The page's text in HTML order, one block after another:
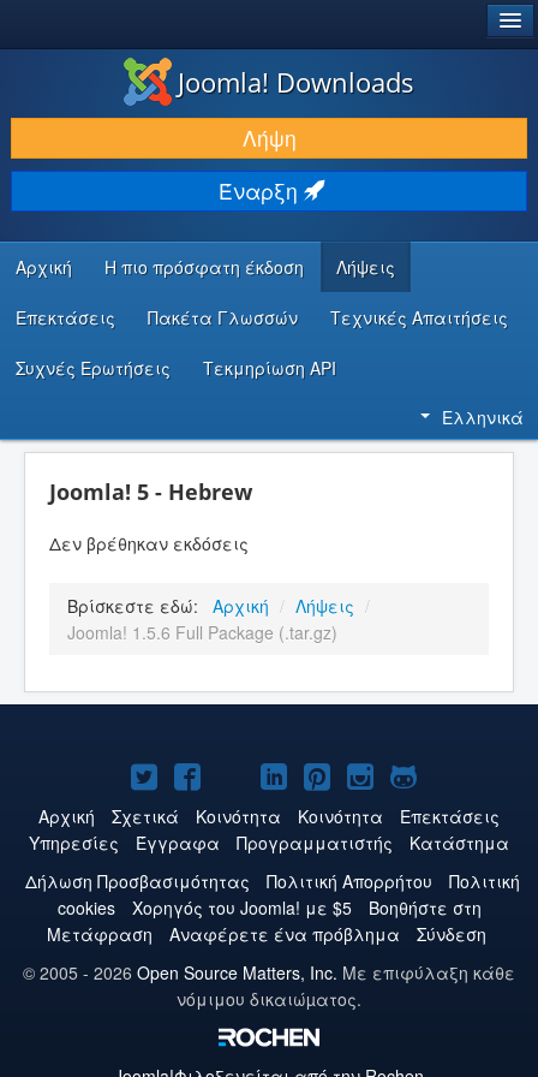
ΛΉΨΕΙΣ & ΕΠΕΚΤΆΣΕΙΣ
ΕΎΡΕΣΗ & ΜΆΘΗΣΗ
ΚΟΙΝΌΤΗΤΑ & ΥΠΟΣΤΉΡΙΞΗ
ΠΌΡΟΙ ΠΡΟΓΡΑΜΜΑΤΙΣΤΏΝ
Joomla! Downloads
Λήψη
Έναρξη
Αρχική Η πιο πρόσφατη έκδοση Λήψεις
Επεκτάσεις Πακέτα Γλωσσών Τεχνικές Απαιτήσεις
Συχνές Ερωτήσεις Τεκμηρίωση API
Ελληνικά
Joomla! 5 - Hebrew
Δεν βρέθηκαν εκδόσεις
Βρίσκεστε εδώ: Αρχική / Λήψεις /
Joomla! 1.5.6 Full Package (.tar.gz)
Το
Joomla!
στο
Twitter
Το
Joomla!
στο
Facebook
Joomla!
στο
YouTube
Το
Joomla!
στο
LinkedIn
Το
Joomla!
στο
Pinterest
Το
Joomla!
στο
Instagram
Το
Joomla!
στο
GitHub
Αρχική Σχετικά Κοινότητα Κοινότητα
Επεκτάσεις
Υπηρεσίες
Έγγραφα Προγραμματιστής
Κατάστημα
Δήλωση Προσβασιμότητας
Πολιτική Aπορρήτου
Πολιτική
cookies
Χορηγός του Joomla! με $5
Βοηθήστε στη
Μετάφραση
Αναφέρετε ένα πρόβλημα
Σύνδεση
© 2005 - 2026 Open Source Matters, Inc. Με επιφύλαξη κάθε
νόμιμου δικαιώµατος.